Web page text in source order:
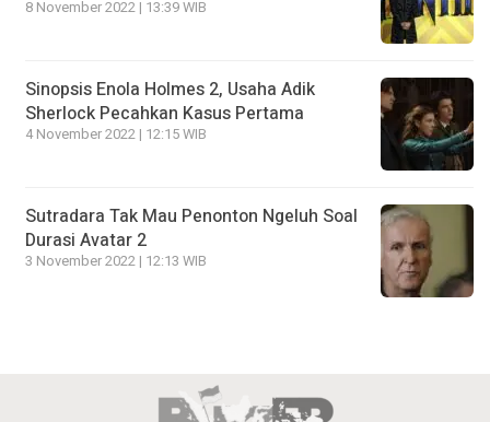
8 November 2022 | 13:39 WIB
Sinopsis Enola Holmes 2, Usaha Adik
Sherlock Pecahkan Kasus Pertama
4 November 2022 | 12:15 WIB
Sutradara Tak Mau Penonton Ngeluh Soal
Durasi Avatar 2
3 November 2022 | 12:13 WIB